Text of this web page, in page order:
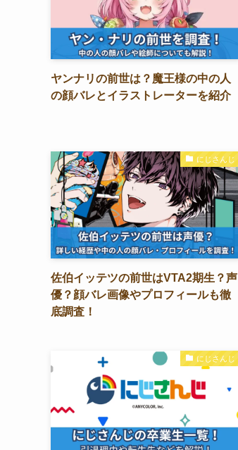
ヤンナリの前世は？魔王様の中の人
の顔バレとイラストレーターを紹介
にじさんじ
佐伯イッテツの前世はVTA2期生？声
優？顔バレ画像やプロフィールも徹
底調査！
にじさんじ